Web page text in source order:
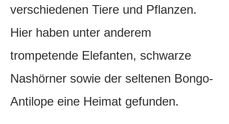
verschiedenen Tiere und Pflanzen.
Hier haben unter anderem
trompetende Elefanten, schwarze
Nashörner sowie der seltenen Bongo-
Antilope eine Heimat gefunden.